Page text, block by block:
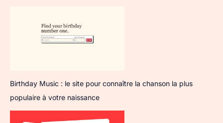
Birthday Music : le site pour connaître la chanson la plus
populaire à votre naissance